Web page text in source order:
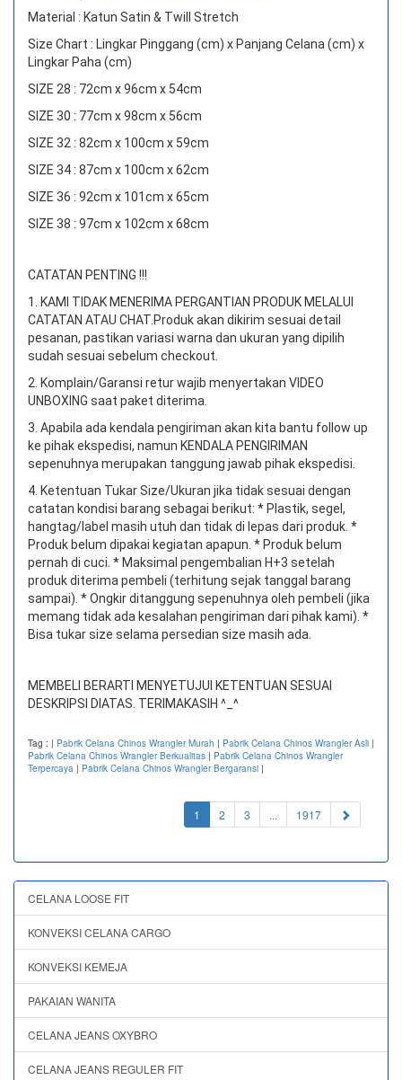
Material : Katun Satin & Twill Stretch
Size Chart : Lingkar Pinggang (cm) x Panjang Celana (cm) x
Lingkar Paha (cm)
SIZE 28 : 72cm x 96cm x 54cm
SIZE 30 : 77cm x 98cm x 56cm
SIZE 32 : 82cm x 100cm x 59cm
SIZE 34 : 87cm x 100cm x 62cm
SIZE 36 : 92cm x 101cm x 65cm
SIZE 38 : 97cm x 102cm x 68cm
CATATAN PENTING !!!
1. KAMI TIDAK MENERIMA PERGANTIAN PRODUK MELALUI
CATATAN ATAU CHAT. Produk akan dikirim sesuai detail
pesanan, pastikan variasi warna dan ukuran yang dipilih
sudah sesuai sebelum checkout.
2. Komplain/Garansi retur wajib menyertakan VIDEO
UNBOXING saat paket diterima.
3. Apabila ada kendala pengiriman akan kita bantu follow up
ke pihak ekspedisi, namun KENDALA PENGIRIMAN
sepenuhnya merupakan tanggung jawab pihak ekspedisi.
4. Ketentuan Tukar Size/Ukuran jika tidak sesuai dengan
catatan kondisi barang sebagai berikut: * Plastik, segel,
hangtag/label masih utuh dan tidak di lepas dari produk. *
Produk belum dipakai kegiatan apapun. * Produk belum
pernah di cuci. * Maksimal pengembalian H+3 setelah
produk diterima pembeli (terhitung sejak tanggal barang
sampai). * Ongkir ditanggung sepenuhnya oleh pembeli (jika
memang tidak ada kesalahan pengiriman dari pihak kami). *
Bisa tukar size selama persedian size masih ada.
MEMBELI BERARTI MENYETUJUI KETENTUAN SESUAI
DESKRIPSI DIATAS. TERIMAKASIH ^_^
Tag : | Pabrik Celana Chinos Wrangler Murah | Pabrik Celana Chinos Wrangler Asli |
Pabrik Celana Chinos Wrangler Berkualitas | Pabrik Celana Chinos Wrangler
Terpercaya | Pabrik Celana Chinos Wrangler Bergaransi |
1 (current)
2 3 ... 1917
CELANA LOOSE FIT
KONVEKSI CELANA CARGO
KONVEKSI KEMEJA
PAKAIAN WANITA
CELANA JEANS OXYBRO
CELANA JEANS REGULER FIT